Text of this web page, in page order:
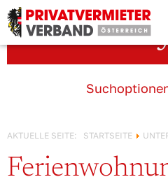
AKTUELLE SEITE: STARTSEITE